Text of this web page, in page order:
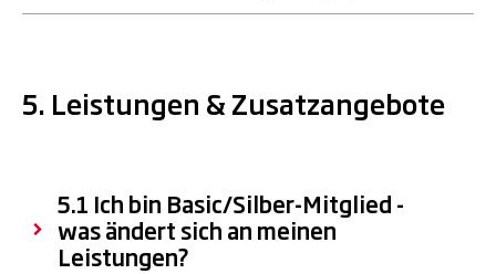
5. Leistungen & Zusatzangebote
5.1 Ich bin Basic/Silber-Mitglied -
was ändert sich an meinen
Leistungen?